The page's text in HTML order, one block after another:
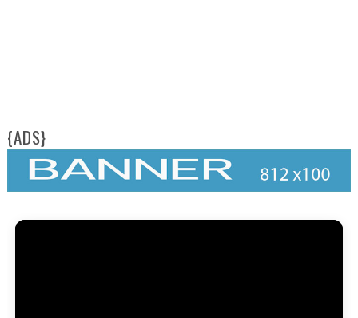
{ADS}
FAM